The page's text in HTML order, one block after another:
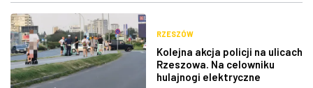
RZESZÓW
Kolejna akcja policji na ulicach
Rzeszowa. Na celowniku
hulajnogi elektryczne